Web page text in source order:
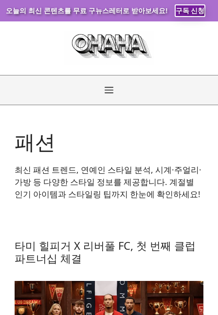
오늘의 최신 콘텐츠를 무료 구뉴스레터로 받아보세요! 구독 신청
건
메
패션
최신 패션 트렌드, 연예인 스타일 분석, 시계·주얼리·
가방 등 다양한 스타일 정보를 제공합니다. 계절별
인기 아이템과 스타일링 팁까지 한눈에 확인하세요!
타미 힐피거 X 리버풀 FC, 첫 번째 클럽
파트너십 체결